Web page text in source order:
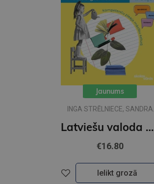
Jaunums
INGA STRĒLNIECE, SANDRA
Latviešu valoda 3.klasei 1 MG ( skolas vārds)
€16.80
Ielikt grozā